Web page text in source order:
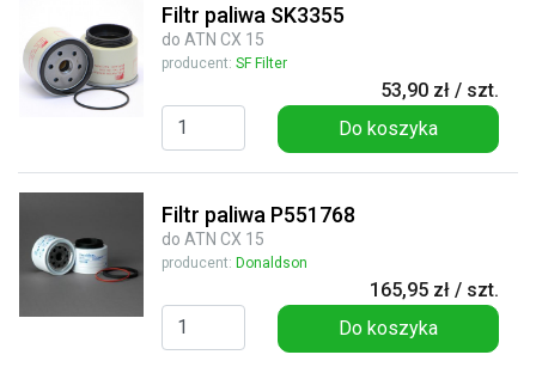
Filtr paliwa SK3355
do ATN CX 15
producent: SF Filter
53,90 zł / szt.
Do koszyka
Filtr paliwa P551768
do ATN CX 15
producent: Donaldson
165,95 zł / szt.
Do koszyka